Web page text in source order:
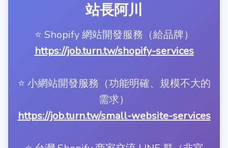
站長阿川
⭐️ Shopify 網站開發服務（給品牌）
https://job.turn.tw/shopify-services
⭐️ 小網站開發服務（功能明確、規模不大的
需求）
https://job.turn.tw/small-website-services